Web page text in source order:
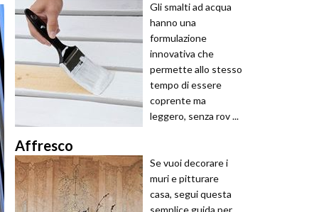
Gli smalti ad acqua
hanno una
formulazione
innovativa che
permette allo stesso
tempo di essere
coprente ma
leggero, senza rov ...
Affresco
Se vuoi decorare i
muri e pitturare
casa, segui questa
semplice guida per